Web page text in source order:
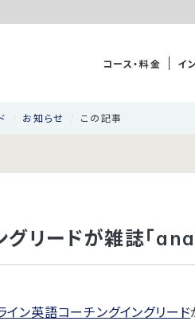
コース・料金 イ
お知らせ この記事
グリードが雑誌「
イン英語コーチングイングリード